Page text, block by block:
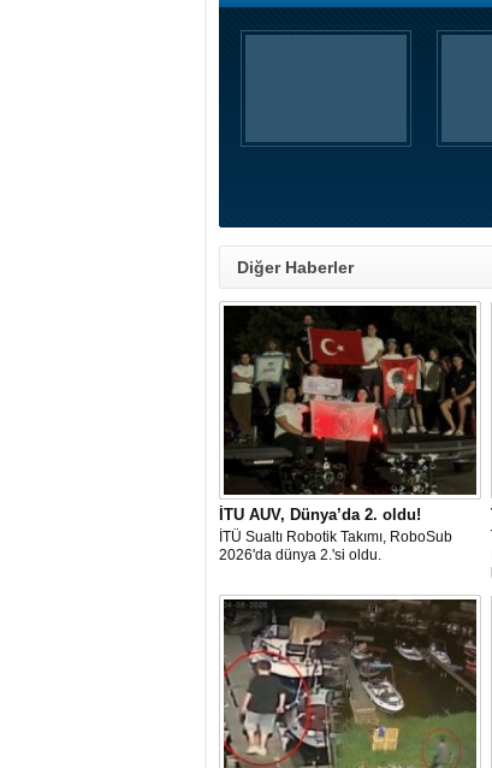
Diğer Haberler
İTU AUV, Dünya’da 2. oldu!
İTÜ Sualtı Robotik Takımı, RoboSub
2026'da dünya 2.'si oldu.